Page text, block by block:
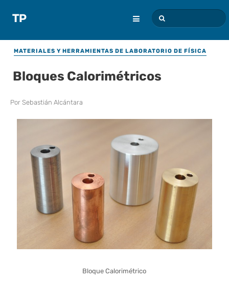
MATERIALES Y HERRAMIENTAS DE LABORATORIO DE FÍSICA
Bloques Calorimétricos
Por Sebastián Alcántara
Bloque Calorimétrico